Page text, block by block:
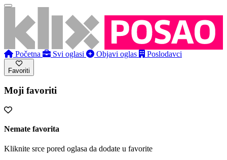
Početna Svi oglasi Objavi oglas Poslodavci
Favoriti
Moji favoriti
Nemate favorita
Kliknite srce pored oglasa da dodate u favorite